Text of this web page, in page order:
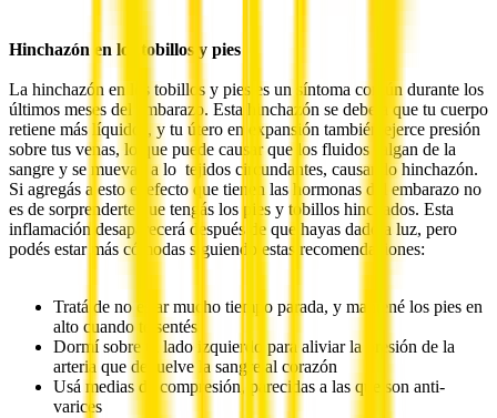
Hinchazón en los tobillos y pies
La hinchazón en los tobillos y pies es un síntoma común durante los
últimos meses del embarazo. Esta hinchazón se debe a que tu cuerpo
retiene más líquidos, y tu útero en expansión también ejerce presión
sobre tus venas, lo que puede causar que los fluidos salgan de la
sangre y se muevan a lo tejidos circundantes, causando hinchazón.
Si agregás a esto el efecto que tienen las hormonas del embarazo no
es de sorprenderte que tengás los pies y tobillos hinchados. Esta
inflamación desaparecerá después de que hayas dado a luz, pero
podés estar más cómodas siguiendo estas recomendaciones:
Tratá de no estar mucho tiempo parada, y mantené los pies en
alto cuando te sentés
Dormí sobre tu lado izquierdo para aliviar la presión de la
arteria que devuelve la sangre al corazón
Usá medias de compresión, parecidas a las que son anti-
varices